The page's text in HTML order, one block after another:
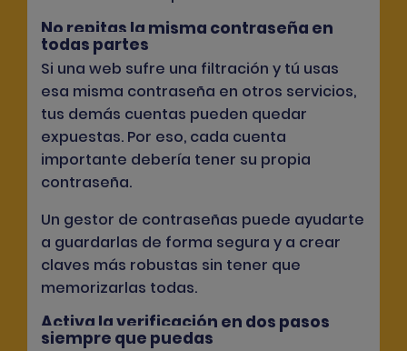
No repitas la misma contraseña en
todas partes
Si una web sufre una filtración y tú usas
esa misma contraseña en otros servicios,
tus demás cuentas pueden quedar
expuestas. Por eso, cada cuenta
importante debería tener su propia
contraseña.
Un gestor de contraseñas puede ayudarte
a guardarlas de forma segura y a crear
claves más robustas sin tener que
memorizarlas todas.
Activa la verificación en dos pasos
siempre que puedas